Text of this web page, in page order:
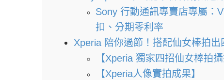
Sony 行動通訊專賣店專屬：
扣、分期零利率
Xperia 陪你過節！搭配仙女棒拍
【Xperia 獨家四招仙女棒拍攝
【Xperia人像實拍成果】